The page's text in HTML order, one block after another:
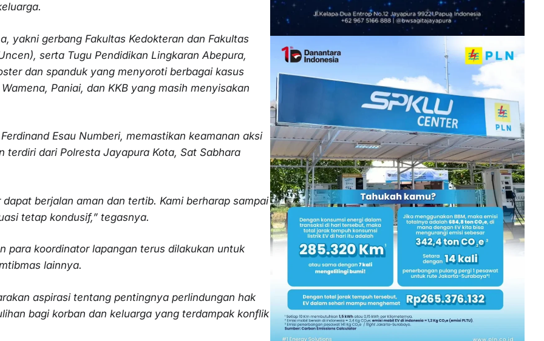
yakni gerbang Fakultas Kedokteran dan Fakultas
serta Tugu Pendidikan Lingkaran Abepura,
dan spanduk yang menyoroti berbagai kasus
Paniai, dan KKB yang masih menyisakan
Esau Numberi, memastikan keamanan aksi
dari Polresta Jayapura Kota, Sat Sabhara
berjalan aman dan tertib. Kami berharap sampai
tetap kondusif,” tegasnya.
para koordinator lapangan terus dilakukan untuk
lainnya.
aspirasi tentang pentingnya perlindungan hak
bagi korban dan keluarga yang terdampak konflik